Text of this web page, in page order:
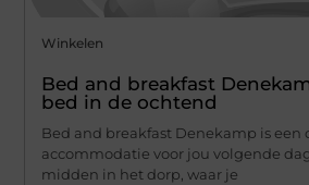
Winkelen
Bed and breakfast
bed in de ochtend
Bed and breakfast Denekamp is een
accommodatie voor jou volgende
midden in het dorp, waar je